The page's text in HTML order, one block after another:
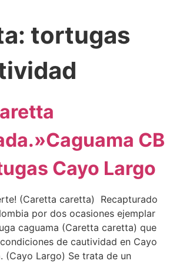
tortugas
CB
Cayo Largo
(Caretta caretta) Recapturado
por dos ocasiones ejemplar
caguama (Caretta caretta) que
de cautividad en Cayo
(Cayo Largo) Se trata de un